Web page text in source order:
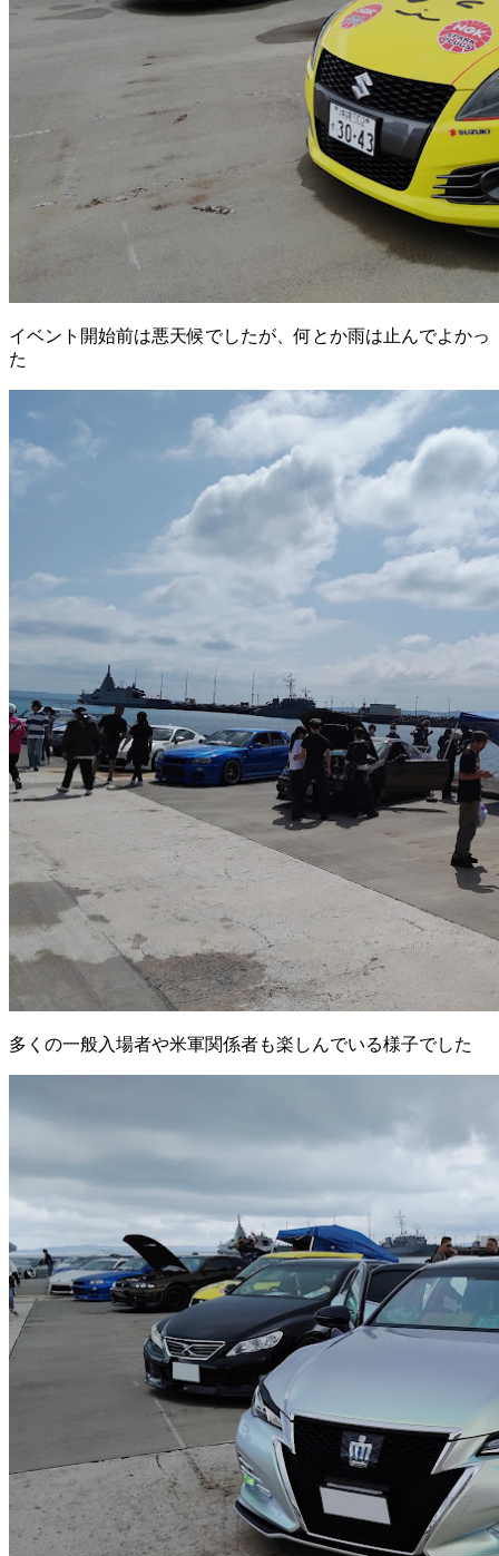
イベント開始前は悪天候でしたが、何とか雨は止んでよかっ
た
多くの一般入場者や米軍関係者も楽しんでいる様子でした